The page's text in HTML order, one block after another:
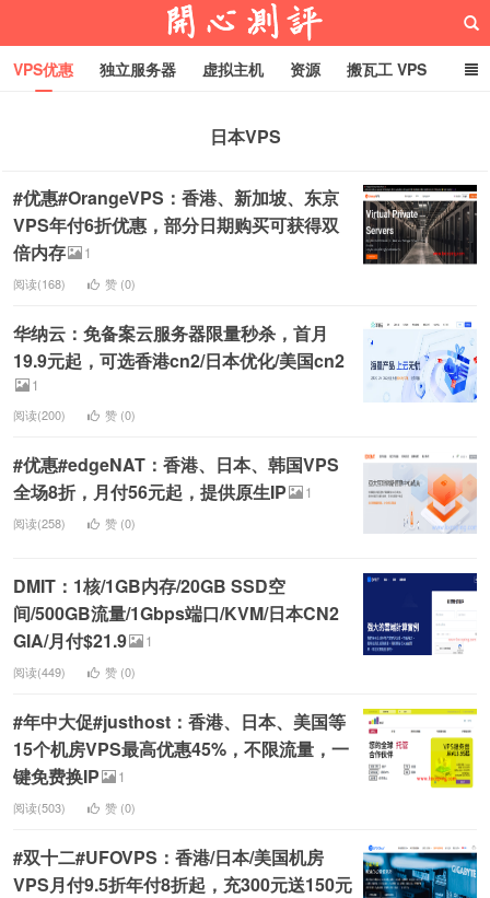
VPS优惠 独立服务器 虚拟主机 资源 搬瓦工 VPS
日本VPS
#优惠#OrangeVPS：香港、新加坡、东京
VPS年付6折优惠，部分日期购买可获得双
倍内存
1
阅读(168) 赞 (0)
华纳云：免备案云服务器限量秒杀，首月
19.9元起，可选香港cn2/日本优化/美国cn2
1
阅读(200) 赞 (0)
#优惠#edgeNAT：香港、日本、韩国VPS
全场8折，月付56元起，提供原生IP
1
阅读(258) 赞 (0)
DMIT：1核/1GB内存/20GB SSD空
间/500GB流量/1Gbps端口/KVM/日本CN2
GIA/月付$21.9
1
阅读(449) 赞 (0)
#年中大促#justhost：香港、日本、美国等
15个机房VPS最高优惠45%，不限流量，一
键免费换IP
1
阅读(503) 赞 (0)
#双十二#UFOVPS：香港/日本/美国机房
VPS月付9.5折年付8折起，充300元送150元